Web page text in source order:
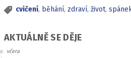
cvičení, běhání, zdraví, život,
AKTUÁLNĚ SE DĚJE
včera